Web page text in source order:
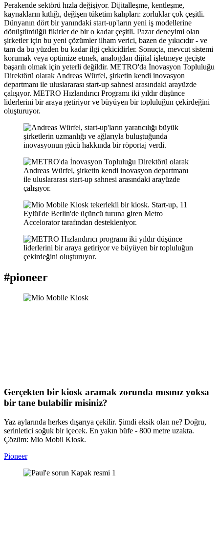
Perakende sektörü hızla değişiyor. Dijitalleşme, kentleşme,
kaynakların kıtlığı, değişen tüketim kalıpları: zorluklar çok çeşitli.
Dünyanın dört bir yanındaki start-up'ların yeni iş modellerine
dönüştürdüğü fikirler de bir o kadar çeşitli. Pazar deneyimi olan
şirketler için bu yeni çözümler ilham verici, bazen de yıkıcıdır - ve
tam da bu yüzden bu kadar ilgi çekicidirler. Sonuçta, mevcut sistemi
korumak veya optimize etmek, analogdan dijital işletmeye geçişte
başarılı olmak için yeterli değildir. METRO'da İnovasyon Topluluğu
Direktörü olarak Andreas Würfel, şirketin kendi inovasyon
departmanı ile uluslararası start-up sahnesi arasındaki arayüzde
çalışıyor. METRO Hızlandırıcı Programı iki yıldır düşünce
liderlerini bir araya getiriyor ve büyüyen bir topluluğun çekirdeğini
oluşturuyor.
#pioneer
Gerçekten bir kiosk aramak zorunda mısınız yoksa
bir tane bulabilir misiniz?
Yaz aylarında herkes dışarıya çekilir. Şimdi eksik olan ne? Doğru,
serinletici soğuk bir içecek. En yakın büfe - 800 metre uzakta.
Çözüm: Mio Mobil Kiosk.
Pioneer